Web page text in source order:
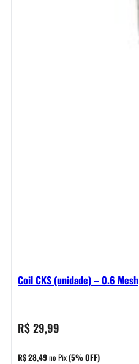
Coil CKS (unidade) – 0.6 Mesh
R$29,99
R$28,49no Pix(5% OFF)